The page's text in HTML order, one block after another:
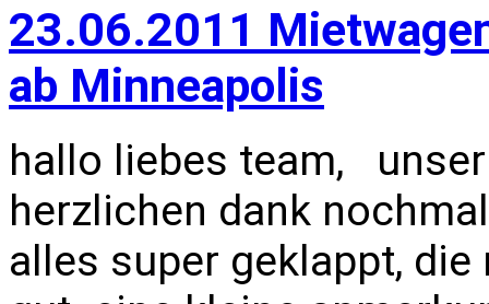
23.06.2011
ab Minneapolis
hallo liebes team,
herzlichen dank
alles super geklappt,